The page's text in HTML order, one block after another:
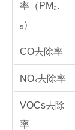
率（PM₂.
₅）
CO去除率
NOₓ去除率
VOCs去除
率